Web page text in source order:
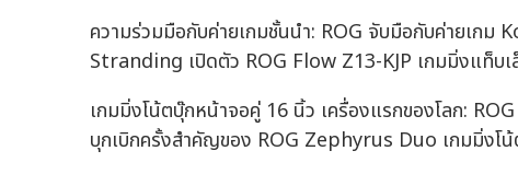
ความร่วมมือกับค่ายเกมชั้นนำ: ROG จับมือกับค่ายเก
Stranding เปิดตัว ROG Flow Z13-KJP เกมมิ่งแท็บ
เกมมิ่งโน้ตบุ๊กหน้าจอคู่ 16 นิ้ว เครื่องแรกของโลก:
บุกเบิกครั้งสำคัญของ ROG Zephyrus Duo เกมมิ่งโ